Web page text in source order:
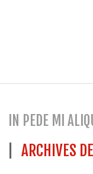
IN PEDE MI
ARCHIVES